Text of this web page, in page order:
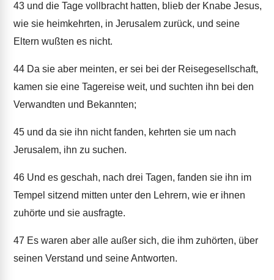
43 und die Tage vollbracht hatten, blieb der Knabe Jesus,
wie sie heimkehrten, in Jerusalem zurück, und seine
Eltern wußten es nicht.
44 Da sie aber meinten, er sei bei der Reisegesellschaft,
kamen sie eine Tagereise weit, und suchten ihn bei den
Verwandten und Bekannten;
45 und da sie ihn nicht fanden, kehrten sie um nach
Jerusalem, ihn zu suchen.
46 Und es geschah, nach drei Tagen, fanden sie ihn im
Tempel sitzend mitten unter den Lehrern, wie er ihnen
zuhörte und sie ausfragte.
47 Es waren aber alle außer sich, die ihm zuhörten, über
seinen Verstand und seine Antworten.